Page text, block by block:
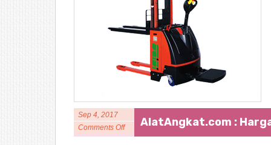
Sep 4, 2017
Comments Off
AlatAngkat.com :